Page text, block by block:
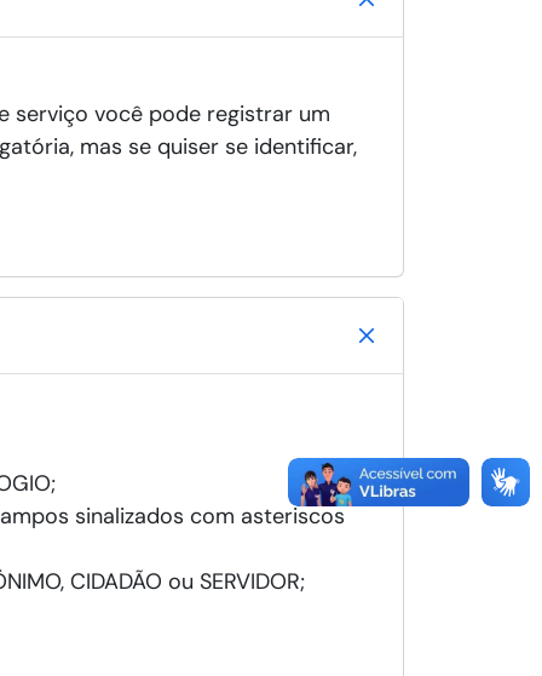
serviço você pode registrar um
mas se quiser se identificar,
sinalizados com asteriscos
CIDADÃO ou SERVIDOR;